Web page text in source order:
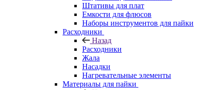
Штативы для плат
Емкости для флюсов
Наборы инструментов для пайки
Расходники
Назад
Расходники
Жала
Насадки
Нагревательные элементы
Материалы для пайки